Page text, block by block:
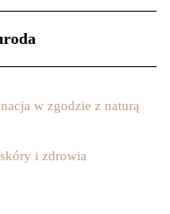
w zgodzie z naturą
i zdrowia